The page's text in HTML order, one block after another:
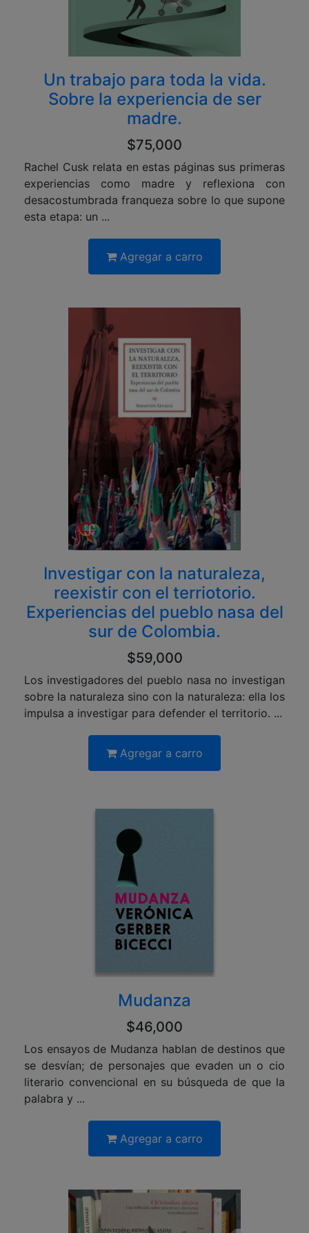
Un trabajo para toda la vida.
Sobre la experiencia de ser
madre.
$75,000
Rachel Cusk relata en estas páginas sus primeras
experiencias como madre y reflexiona con
desacostumbrada franqueza sobre lo que supone
esta etapa: un ...
Agregar a carro
Investigar con la naturaleza,
reexistir con el terriotorio.
Experiencias del pueblo nasa del
sur de Colombia.
$59,000
Los investigadores del pueblo nasa no investigan
sobre la naturaleza sino con la naturaleza: ella los
impulsa a investigar para defender el territorio. ...
Agregar a carro
Mudanza
$46,000
Los ensayos de Mudanza hablan de destinos que
se desvían; de personajes que evaden un o cio
literario convencional en su búsqueda de que la
palabra y ...
Agregar a carro